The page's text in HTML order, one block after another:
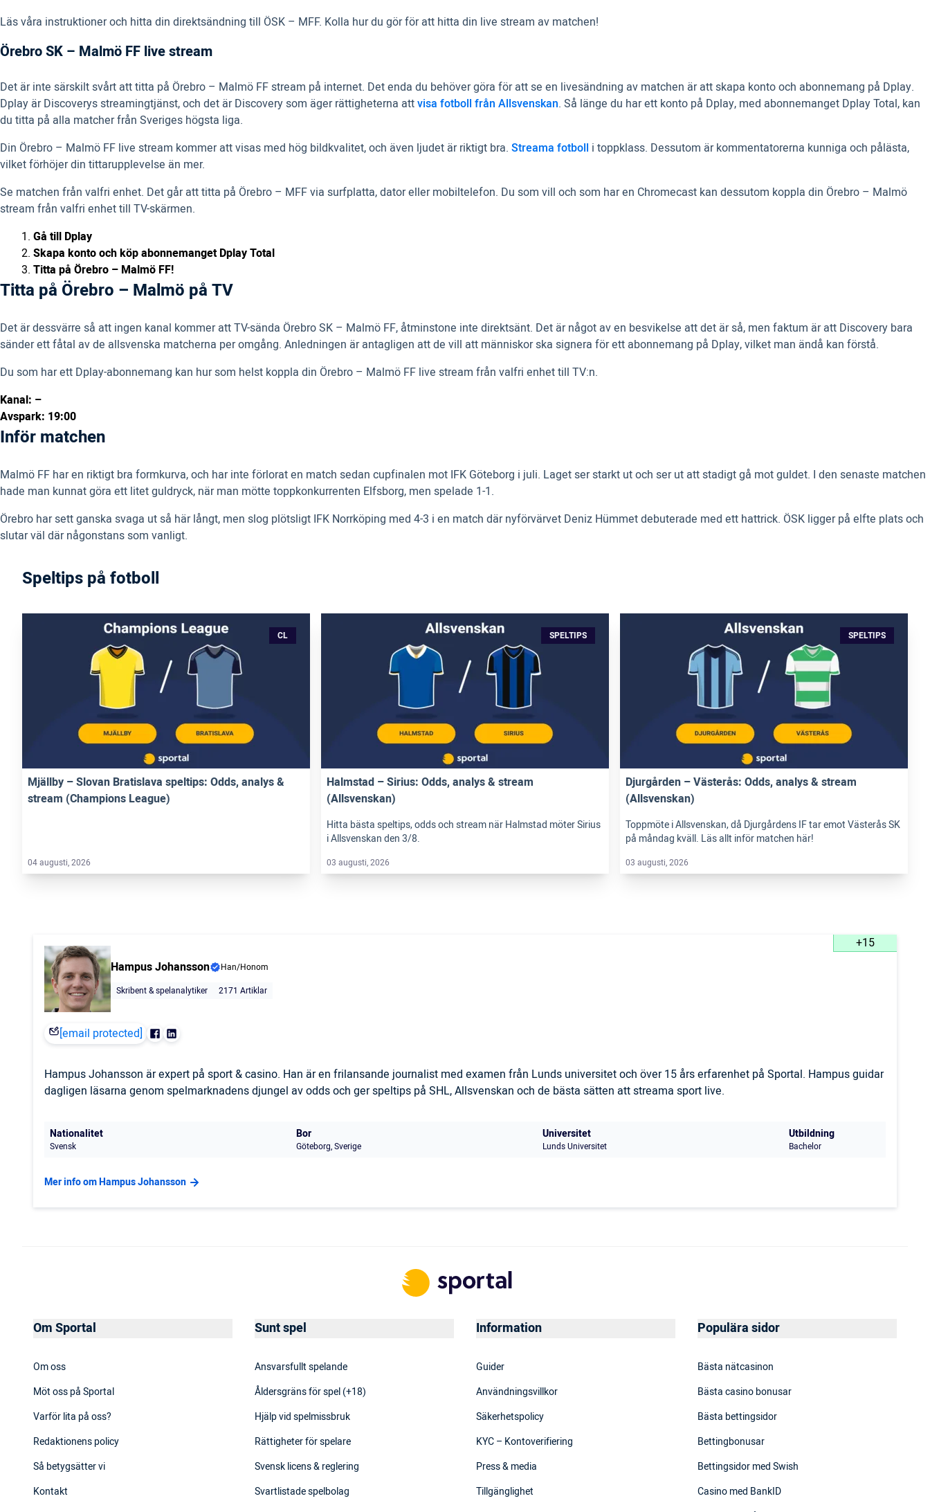
Läs våra instruktioner och hitta din direktsändning till ÖSK – MFF. Kolla hur du gör för att hitta din live stream av matchen!
Örebro SK – Malmö FF live stream
Det är inte särskilt svårt att titta på Örebro – Malmö FF stream på internet. Det enda du behöver göra för att se en livesändning av matchen är att skapa konto och abonnemang på Dplay.
Dplay är Discoverys streamingtjänst, och det är Discovery som äger rättigheterna attvisa fotboll från Allsvenskan. Så länge du har ett konto på Dplay, med abonnemanget Dplay Total, kan
du titta på alla matcher från Sveriges högsta liga.
Din Örebro – Malmö FF live stream kommer att visas med hög bildkvalitet, och även ljudet är riktigt bra. Streama fotboll i toppklass. Dessutom är kommentatorerna kunniga och pålästa,
vilket förhöjer din tittarupplevelse än mer.
Se matchen från valfri enhet. Det går att titta på Örebro – MFF via surfplatta, dator eller mobiltelefon. Du som vill och som har en Chromecast kan dessutom koppla din Örebro – Malmö
stream från valfri enhet till TV-skärmen.
Gå till Dplay
Skapa konto och köp abonnemanget Dplay Total
Titta på Örebro – Malmö FF!
Titta på Örebro – Malmö på TV
Det är dessvärre så att ingen kanal kommer att TV-sända Örebro SK – Malmö FF, åtminstone inte direktsänt. Det är något av en besvikelse att det är så, men faktum är att Discovery bara
sänder ett fåtal av de allsvenska matcherna per omgång. Anledningen är antagligen att de vill att människor ska signera för ett abonnemang på Dplay, vilket man ändå kan förstå.
Du som har ett Dplay-abonnemang kan hur som helst koppla din Örebro – Malmö FF live stream från valfri enhet till TV:n.
Kanal: –
Avspark: 19:00
Inför matchen
Malmö FF har en riktigt bra formkurva, och har inte förlorat en match sedan cupfinalen mot IFK Göteborg i juli. Laget ser starkt ut och ser ut att stadigt gå mot guldet. I den senaste matchen
hade man kunnat göra ett litet guldryck, när man mötte toppkonkurrenten Elfsborg, men spelade 1-1.
Örebro har sett ganska svaga ut så här långt, men slog plötsligt IFK Norrköping med 4-3 i en match där nyförvärvet Deniz Hümmet debuterade med ett hattrick. ÖSK ligger på elfte plats och
slutar väl där någonstans som vanligt.
Speltips på fotboll
CL
Mjällby – Slovan Bratislava speltips: Odds, analys &
stream (Champions League)
04 augusti, 2026
SPELTIPS
Halmstad – Sirius: Odds, analys & stream
(Allsvenskan)
Hitta bästa speltips, odds och stream när Halmstad möter Sirius
i Allsvenskan den 3/8.
03 augusti, 2026
SPELTIPS
Djurgården – Västerås: Odds, analys & stream
(Allsvenskan)
Toppmöte i Allsvenskan, då Djurgårdens IF tar emot Västerås SK
på måndag kväll. Läs allt inför matchen här!
03 augusti, 2026
Hampus Johansson
Han/Honom
Skribent & spelanalytiker
2171 Artiklar
[email protected]
Hampus Johansson är expert på sport & casino. Han är en frilansande journalist med examen från Lunds universitet och över 15 års erfarenhet på Sportal. Hampus guidar
dagligen läsarna genom spelmarknadens djungel av odds och ger speltips på SHL, Allsvenskan och de bästa sätten att streama sport live.
Nationalitet
Svensk
Bor
Göteborg, Sverige
Universitet
Lunds Universitet
Utbildning
Bachelor
Mer info om Hampus Johansson
+15
Om Sportal
Om oss
Möt oss på Sportal
Varför lita på oss?
Redaktionens policy
Så betygsätter vi
Kontakt
Sunt spel
Ansvarsfullt spelande
Åldersgräns för spel (+18)
Hjälp vid spelmissbruk
Rättigheter för spelare
Svensk licens & reglering
Svartlistade spelbolag
Information
Guider
Användningsvillkor
Säkerhetspolicy
KYC – Kontoverifiering
Press & media
Tillgänglighet
Populära sidor
Bästa nätcasinon
Bästa casino bonusar
Bästa bettingsidor
Bettingbonusar
Bettingsidor med Swish
Casino med BankID